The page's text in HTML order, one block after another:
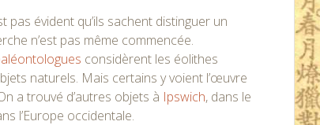
évident qu’ils sachent distinguer un
n’est pas même commencée.
considèrent les éolithes
naturels. Mais certains y voient l’œuvre
a trouvé d’autres objets à Ipswich, dans le
l’Europe occidentale.